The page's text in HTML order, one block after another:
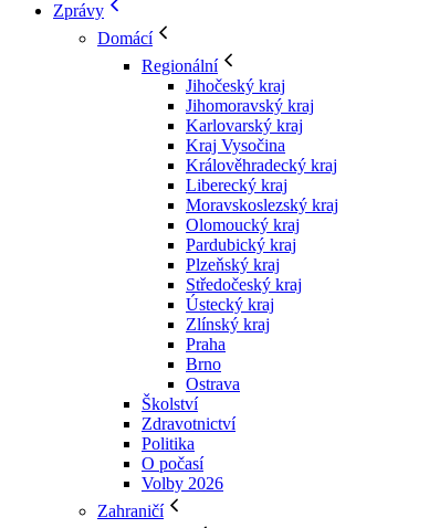
Zprávy
Domácí
Regionální
Jihočeský kraj
Jihomoravský kraj
Karlovarský kraj
Kraj Vysočina
Králověhradecký kraj
Liberecký kraj
Moravskoslezský kraj
Olomoucký kraj
Pardubický kraj
Plzeňský kraj
Středočeský kraj
Ústecký kraj
Zlínský kraj
Praha
Brno
Ostrava
Školství
Zdravotnictví
Politika
O počasí
Volby 2026
Zahraničí